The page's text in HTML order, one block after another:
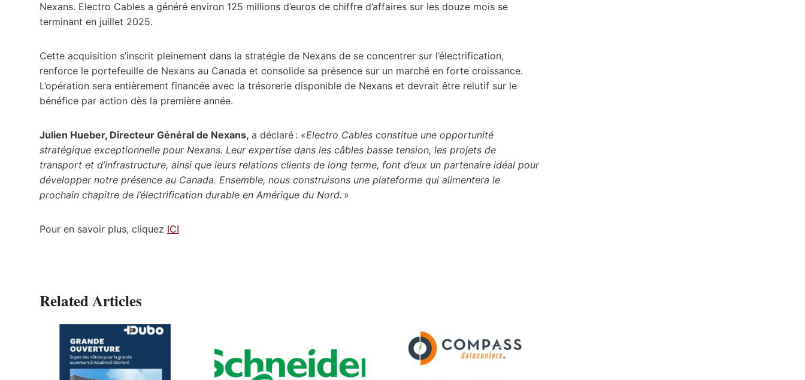
Nexans. Electro Cables a généré environ 125 millions d’euros de chiffre d’affaires sur les douze mois se
terminant en juillet 2025.
Cette acquisition s’inscrit pleinement dans la stratégie de Nexans de se concentrer sur l’électrification,
renforce le portefeuille de Nexans au Canada et consolide sa présence sur un marché en forte croissance.
L’opération sera entièrement financée avec la trésorerie disponible de Nexans et devrait être relutif sur le
bénéfice par action dès la première année.
Julien Hueber, Directeur Général de Nexans, a déclaré : «Electro Cables constitue une opportunité
stratégique exceptionnelle pour Nexans. Leur expertise dans les câbles basse tension, les projets de
transport et d’infrastructure, ainsi que leurs relations clients de long terme, font d’eux un partenaire idéal pour
développer notre présence au Canada. Ensemble, nous construisons une plateforme qui alimentera le
prochain chapitre de l’électrification durable en Amérique du Nord. »
Pour en savoir plus, cliquez ICI
Related Articles